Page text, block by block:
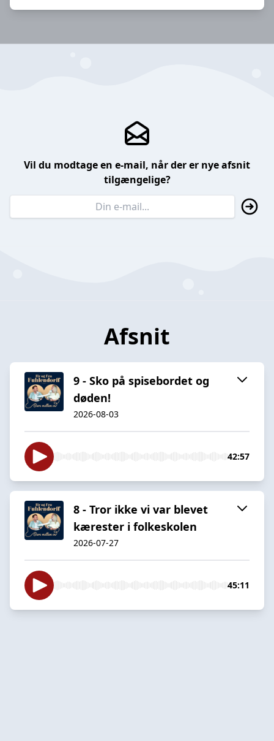
Vil du modtage en e-mail, når der er nye afsnit
tilgængelige?
Afsnit
9 - Sko på spisebordet og
døden!
2026-08-03
42:57
8 - Tror ikke vi var blevet
kærester i folkeskolen
2026-07-27
45:11